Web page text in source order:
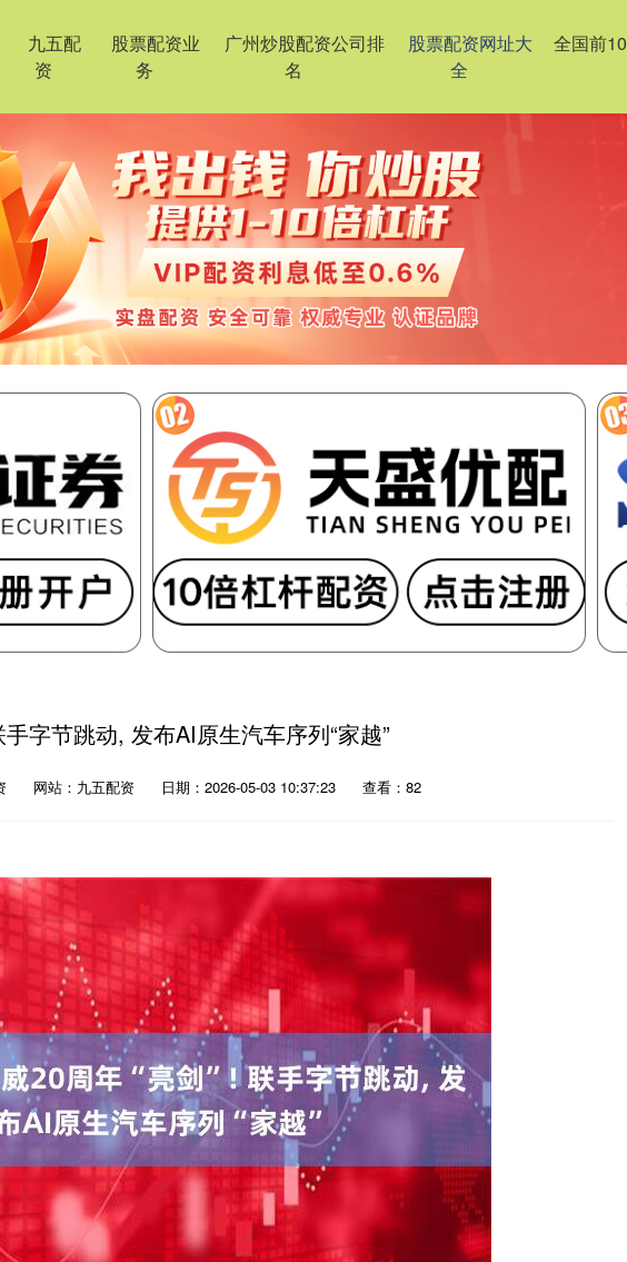
九五配
资
股票配资业
务
广州炒股配资公司排
名
股票配资网址大
全
全国前
字节跳动, 发布AI原生汽车序列“家越”
网站：九五配资 日期：2026-05-03 10:37:23 查看：82